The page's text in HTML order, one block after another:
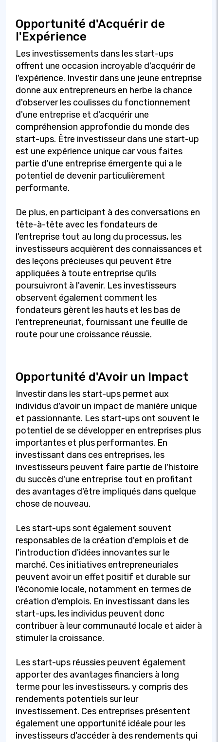
Opportunité d'Acquérir de
l'Expérience
Les investissements dans les start-ups
offrent une occasion incroyable d'acquérir de
l'expérience. Investir dans une jeune entreprise
donne aux entrepreneurs en herbe la chance
d'observer les coulisses du fonctionnement
d'une entreprise et d'acquérir une
compréhension approfondie du monde des
start-ups. Être investisseur dans une start-up
est une expérience unique car vous faites
partie d'une entreprise émergente qui a le
potentiel de devenir particulièrement
performante.
De plus, en participant à des conversations en
tête-à-tête avec les fondateurs de
l'entreprise tout au long du processus, les
investisseurs acquièrent des connaissances et
des leçons précieuses qui peuvent être
appliquées à toute entreprise qu'ils
poursuivront à l'avenir. Les investisseurs
observent également comment les
fondateurs gèrent les hauts et les bas de
l'entrepreneuriat, fournissant une feuille de
route pour une croissance réussie.
Opportunité d'Avoir un Impact
Investir dans les start-ups permet aux
individus d'avoir un impact de manière unique
et passionnante. Les start-ups ont souvent le
potentiel de se développer en entreprises plus
importantes et plus performantes. En
investissant dans ces entreprises, les
investisseurs peuvent faire partie de l'histoire
du succès d'une entreprise tout en profitant
des avantages d'être impliqués dans quelque
chose de nouveau.
Les start-ups sont également souvent
responsables de la création d'emplois et de
l'introduction d'idées innovantes sur le
marché. Ces initiatives entrepreneuriales
peuvent avoir un effet positif et durable sur
l'économie locale, notamment en termes de
création d'emplois. En investissant dans les
start-ups, les individus peuvent donc
contribuer à leur communauté locale et aider à
stimuler la croissance.
Les start-ups réussies peuvent également
apporter des avantages financiers à long
terme pour les investisseurs, y compris des
rendements potentiels sur leur
investissement. Ces entreprises présentent
également une opportunité idéale pour les
investisseurs d'accéder à des rendements qui